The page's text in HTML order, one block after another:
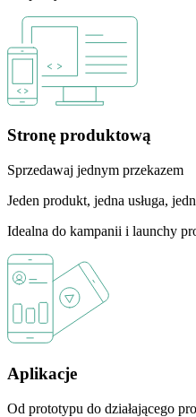
Stronę produktową
Sprzedawaj jednym przekazem
Jeden produkt, jedna usługa,
Idealna do kampanii i launchy
Aplikacje
Od prototypu do działającego